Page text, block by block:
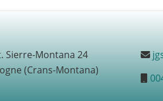
Sierre-Montana 24
(Crans-Montana)